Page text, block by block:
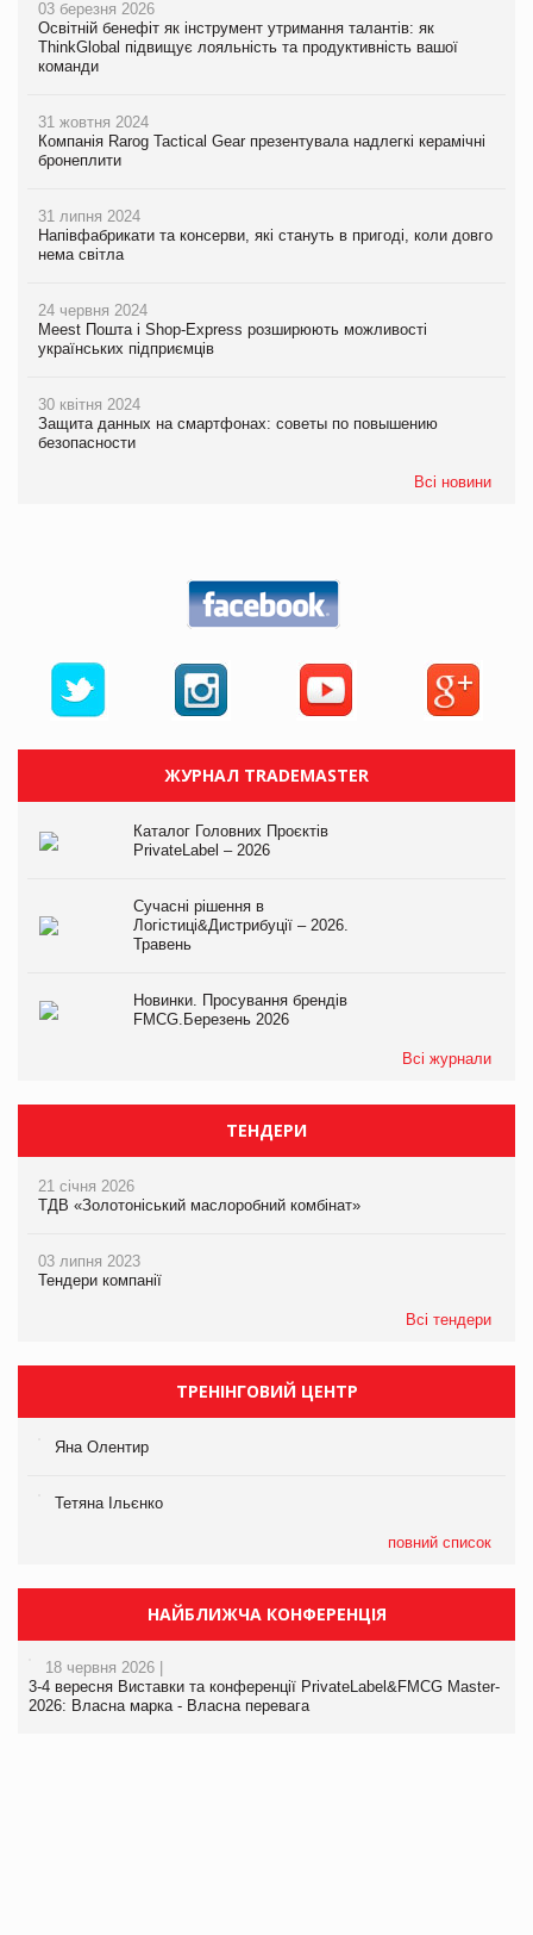
03 березня 2026
Освітній бенефіт як інструмент утримання талантів: як
ThinkGlobal підвищує лояльність та продуктивність вашої
команди
31 жовтня 2024
Компанія Rarog Tactical Gear презентувала надлегкі керамічні
бронеплити
31 липня 2024
Напівфабрикати та консерви, які стануть в пригоді, коли довго
нема світла
24 червня 2024
Meest Пошта і Shop-Express розширюють можливості
українських підприємців
30 квітня 2024
Защита данных на смартфонах: советы по повышению
безопасности
Всі новини
ЖУРНАЛ TRADEMASTER
Каталог Головних Проєктів
PrivateLabel – 2026
Сучасні рішення в
Логістиці&Дистрибуції – 2026.
Травень
Новинки. Просування брендів
FMCG.Березень 2026
Всі журнали
ТЕНДЕРИ
21 січня 2026
ТДВ «Золотоніський маслоробний комбінат»
03 липня 2023
Тендери компанії
Всі тендери
ТРЕНІНГОВИЙ ЦЕНТР
Яна Олентир
Тетяна Ільєнко
повний список
НАЙБЛИЖЧА КОНФЕРЕНЦІЯ
18 червня 2026 |
3-4 вересня Виставки та конференції PrivateLabel&FMCG Master-
2026: Власна марка - Власна перевага